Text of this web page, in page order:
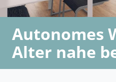
Autonomes
Alter nahe